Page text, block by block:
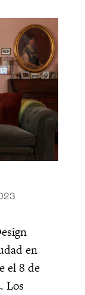
en
el 8 de
Los